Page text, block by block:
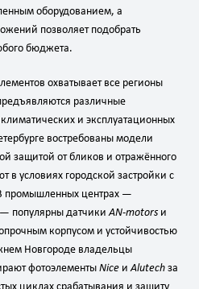
оборудованием, а
позволяет подобрать
бюджета.
охватывает все регионы
различные
и эксплуатационных
востребованы модели
защитой от бликов и отражённого
в условиях городской застройки с
промышленных центрах —
— популярны датчикиAN‑motors и
корпусом и устойчивостью
Новгороде владельцы
фотоэлементы Nice иAlutech за
циклах срабатывания и защиту